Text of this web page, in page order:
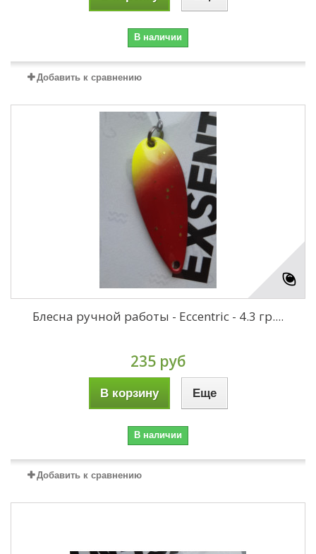
В наличии
Добавить к сравнению
Блесна ручной работы - Eccentric - 4.3 гр....
235 руб
В корзину Еще
В наличии
Добавить к сравнению